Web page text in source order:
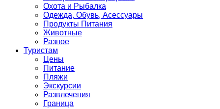
Охота и Рыбалка
Одежда, Обувь, Асессуары
Продукты Питания
Животные
Разное
Туристам
Цены
Питание
Пляжи
Экскурсии
Развлечения
Граница